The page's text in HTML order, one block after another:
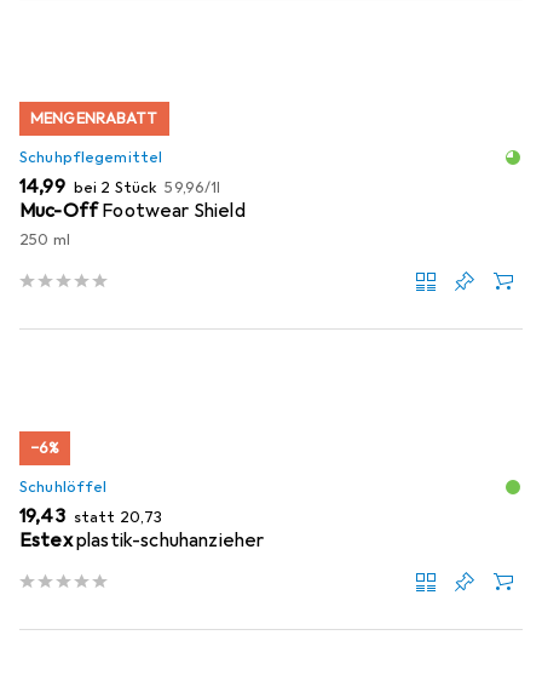
MENGENRABATT
Schuhpflegemittel
EUR
14,99 bei 2 Stück EUR
59,96/1l
Muc-OffFootwear Shield
250 ml
−6%
Schuhlöffel
EUR
19,43 statt EUR
20,73
Estexplastik-schuhanzieher